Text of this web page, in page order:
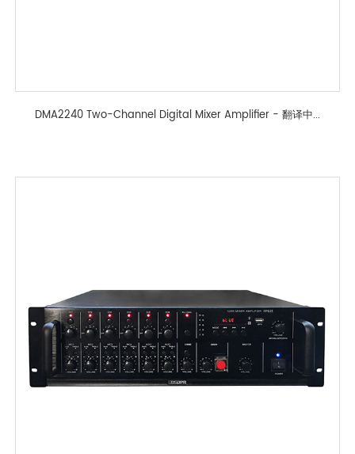
DMA2240 Two-Channel Digital Mixer Amplifier - 翻译中...